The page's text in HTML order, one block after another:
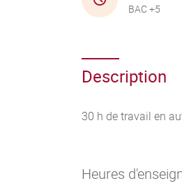
BAC +5
Description
30 h de travail en
Heures